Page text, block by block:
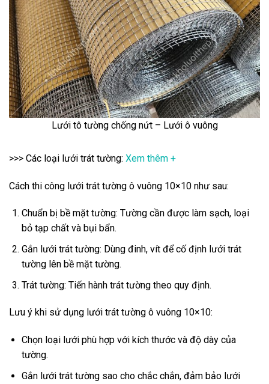
Lưới tô tường chống nứt – Lưới ô vuông
>>> Các loại lưới trát tường: Xem thêm +
Cách thi công lưới trát tường ô vuông 10×10 như sau:
Chuẩn bị bề mặt tường: Tường cần được làm sạch, loại
bỏ tạp chất và bụi bẩn.
Gắn lưới trát tường: Dùng đinh, vít để cố định lưới trát
tường lên bề mặt tường.
Trát tường: Tiến hành trát tường theo quy định.
Lưu ý khi sử dụng lưới trát tường ô vuông 10×10:
Chọn loại lưới phù hợp với kích thước và độ dày của
tường.
Gắn lưới trát tường sao cho chắc chắn, đảm bảo lưới